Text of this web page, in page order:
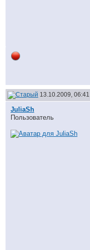
13.10.2009, 06:41
JuliaSh
Пользователь